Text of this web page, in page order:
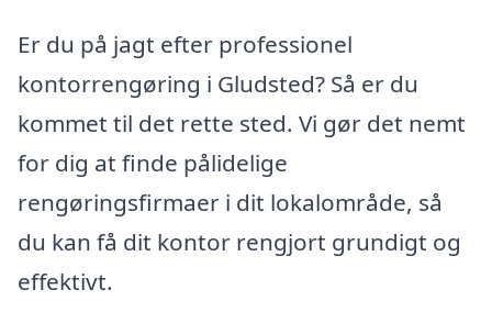
Er du på jagt efter professionel
kontorrengøring i Gludsted? Så er du
kommet til det rette sted. Vi gør det nemt
for dig at finde pålidelige
rengøringsfirmaer i dit lokalområde, så
du kan få dit kontor rengjort grundigt og
effektivt.